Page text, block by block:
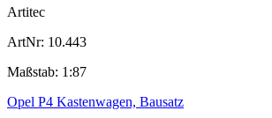
Artitec
ArtNr: 10.443
Maßstab: 1:87
Opel P4 Kastenwagen, Bausatz